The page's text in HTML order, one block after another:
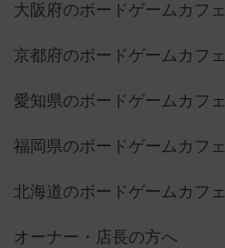
大阪府のボードゲームカフェ
京都府のボードゲームカフェ
愛知県のボードゲームカフェ
福岡県のボードゲームカフェ
北海道のボードゲームカフェ
オーナー・店長の方へ